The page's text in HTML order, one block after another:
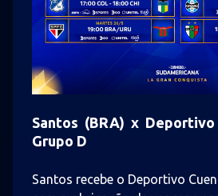
Santos (BRA) x Deportivo
Grupo D
Santos recebe o Deportivo